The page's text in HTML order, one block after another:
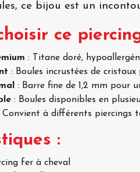
ce bijou est un
ce
: Titane doré,
: Boules incrustées de
: Barre fine de 1,2 mm pour
: Boules disponibles en
Convient à différents piercings
:
fer à cheval